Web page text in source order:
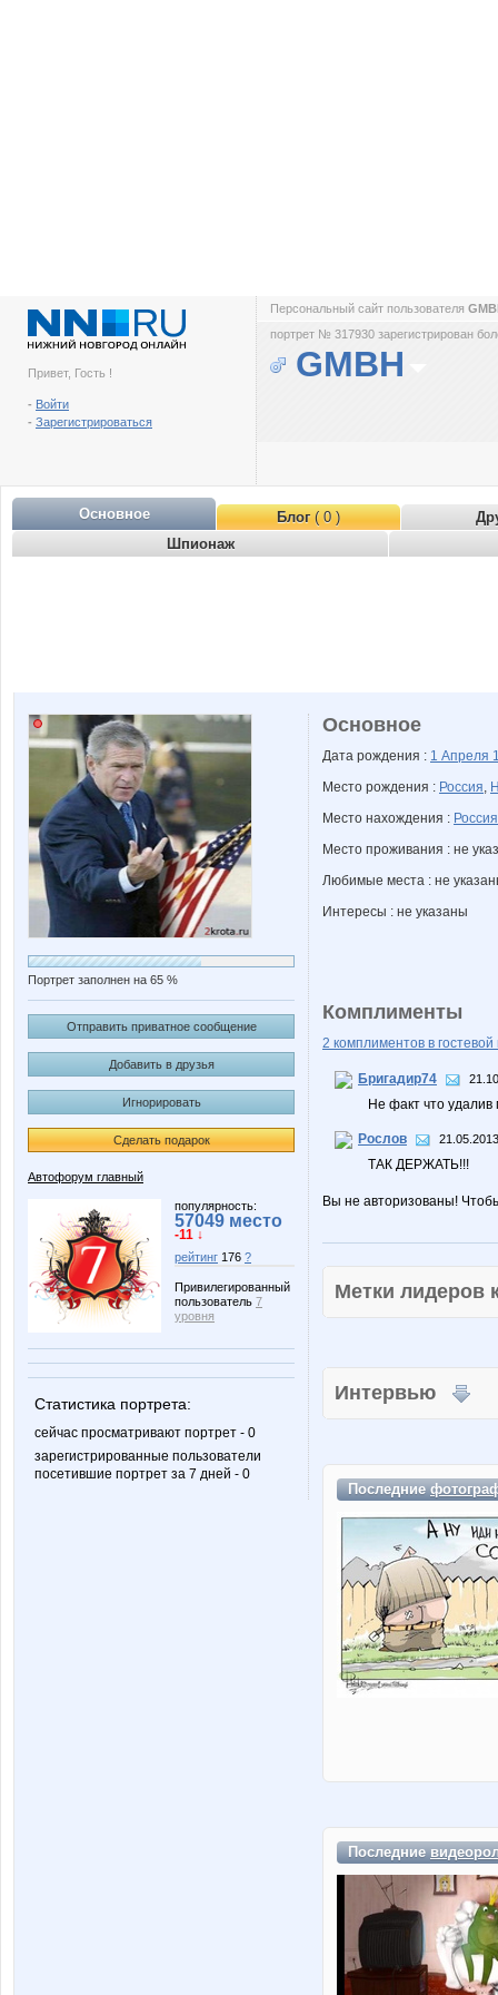
Привет, Гость !
- Войти
- Зарегистрироваться
Персональный сайт пользователя
портрет № 317930 зарегистрирован
GMBH
Основное Блог( 0 )
Шпионаж
Портрет заполнен на 65 %
Отправить приватное сообщение
Добавить в друзья
Игнорировать
Сделать подарок
Автофорум главный
популярность:
57049 место
-11 ↓
рейтинг 176 ?
Привилегированный
пользователь 7
уровня
Статистика портрета:
сейчас просматривают портрет - 0
зарегистрированные пользователи
посетившие портрет за 7 дней - 0
Основное
Дата рождения : 1 Апреля
Место рождения : Россия,
Место нахождения : Россия
Место проживания : не
Любимые места : не
Интересы : не указаны
Комплименты
2 комплиментов в гостевой
Бригадир74
Не факт что
Рослов
ТАК ДЕРЖАТЬ!!!
Вы не авторизованы!
Метки
Интервью
Последние
Последние